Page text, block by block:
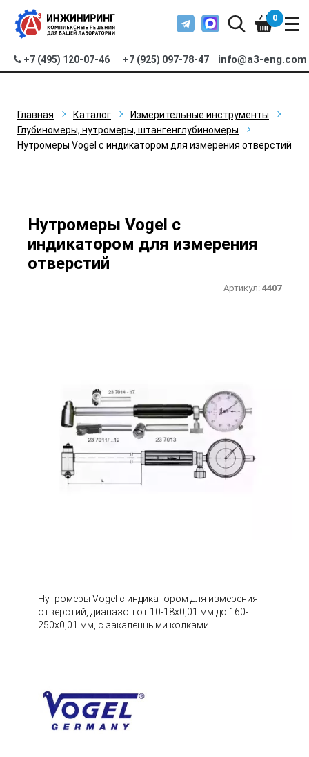
+7 (495) 120-07-46 +7 (925) 097-78-47 info@a3-eng.com
0
Главная Каталог
Измерительные инструменты
Глубиномеры, нутромеры, штангенглубиномеры
Нутромеры Vogel с индикатором для измерения отверстий
Нутромеры Vogel с
индикатором для измерения
отверстий
Артикул: 4407
Нутромеры Vogel с индикатором для измерения
отверстий, диапазон от 10-18х0,01 мм до 160-
250х0,01 мм, с закаленными колками.